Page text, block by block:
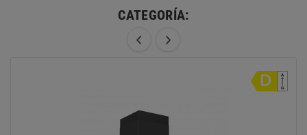
CATEGORÍA: